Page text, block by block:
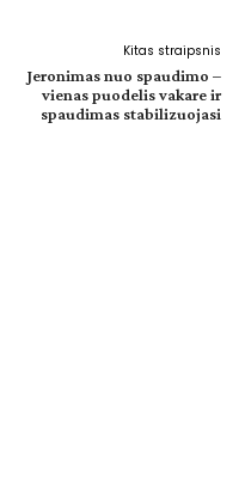
Kitas straipsnis
Jeronimas nuo spaudimo –
vienas puodelis vakare ir
spaudimas stabilizuojasi